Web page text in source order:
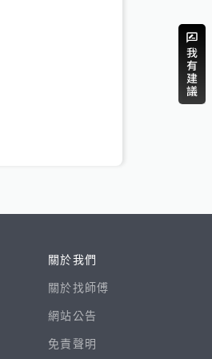
關於我們
關於找師傅
網站公告
免責聲明